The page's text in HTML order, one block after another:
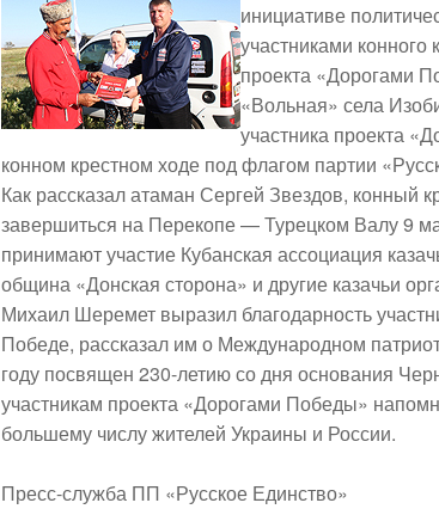
инициативе
участниками
проекта «Дорогами
«Вольная» села
участника проекта
конном крестном ходе под флагом партии
Как рассказал атаманСергей Звездов, конный
завершиться на Перекопе — Турецком Валу 9
принимают участие Кубанская ассоциация
община «Донская сторона» и другие казачьи
Михаил Шеремет выразил благодарность
Победе, рассказал им о Международном
году посвящен 230-летию со дня основания
участникам проекта «Дорогами Победы»
большему числу жителей Украины и России.
Пресс-служба ПП «Русское Единство»